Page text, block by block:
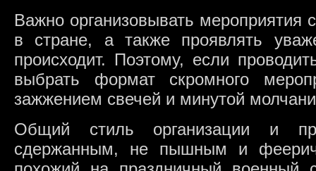
Важно организовывать мероприятия
в стране, а также проявлять
происходит. Поэтому, если
выбрать формат скромного
зажжением свечей и минутой
Общий стиль организации и
сдержанным, не пышным и